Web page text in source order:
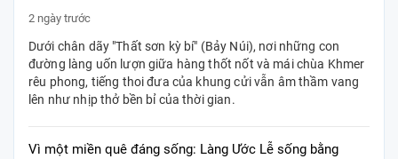
2 ngày trước
Dưới chân dãy "Thất sơn kỳ bí" (Bảy Núi), nơi những con
đường làng uốn lượn giữa hàng thốt nốt và mái chùa Khmer
rêu phong, tiếng thoi đưa của khung cửi vẫn âm thầm vang
lên như nhịp thở bền bỉ của thời gian.
Vì một miền quê đáng sống: Làng Ước Lễ sống bằng